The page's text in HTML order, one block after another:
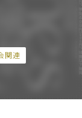
関連